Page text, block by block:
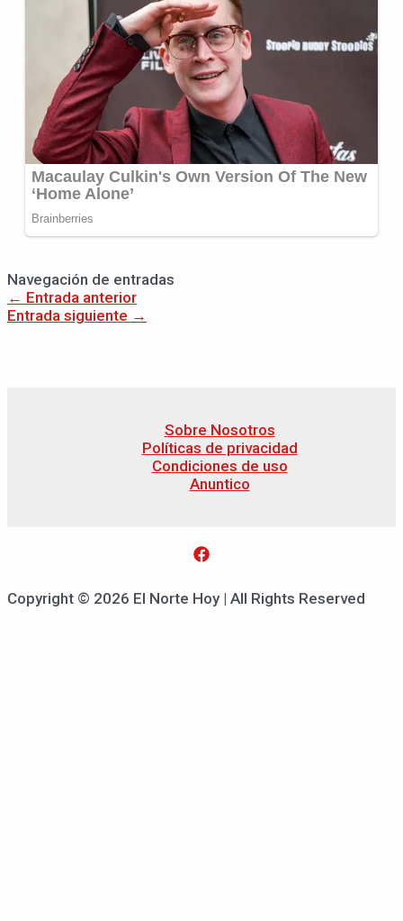
Navegación de entradas
← Entrada anterior
Entrada siguiente →
Sobre Nosotros
Políticas de privacidad
Condiciones de uso
Anuntico
Copyright © 2026 El Norte Hoy | All Rights Reserved